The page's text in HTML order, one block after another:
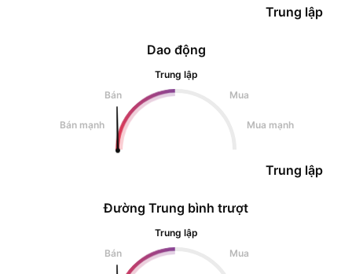
Dao động
Trung lập
Bán
Mua
Bán mạnh Mua mạnh
Trung lập
Trung lập
Đường Trung bình trượt
Trung lập
Bán
Mua